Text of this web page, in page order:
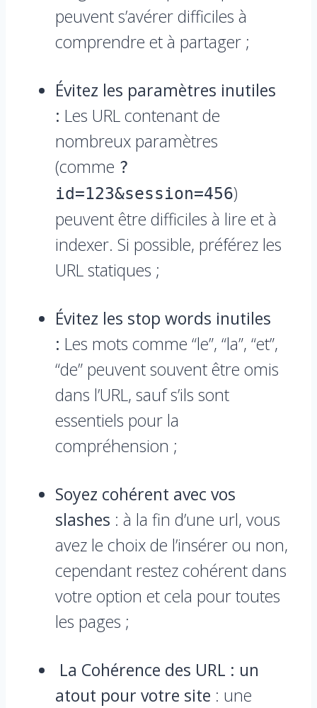
peuvent s’avérer difficiles à
comprendre et à partager ;
Évitez les paramètres inutiles
: Les URL contenant de
nombreux paramètres
(comme ?
id=123&session=456)
peuvent être difficiles à lire et à
indexer. Si possible, préférez les
URL statiques ;
Évitez les stop words inutiles
: Les mots comme “le”, “la”, “et”,
“de” peuvent souvent être omis
dans l’URL, sauf s’ils sont
essentiels pour la
compréhension ;
Soyez cohérent avec vos
slashes : à la fin d’une url, vous
avez le choix de l’insérer ou non,
cependant restez cohérent dans
votre option et cela pour toutes
les pages ;
La Cohérence des URL : un
atout pour votre site : une